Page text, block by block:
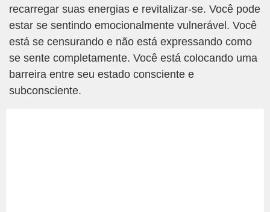
recarregar suas energias e revitalizar-se. Você pode
estar se sentindo emocionalmente vulnerável. Você
está se censurando e não está expressando como
se sente completamente. Você está colocando uma
barreira entre seu estado consciente e
subconsciente.